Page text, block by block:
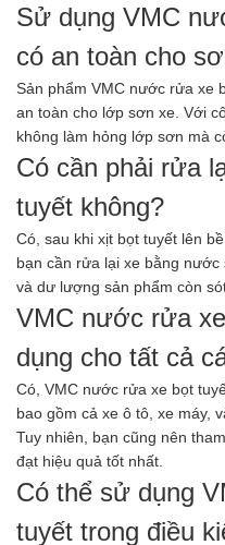
Sử dụng VMC
có an toàn cho
Sản phẩm VMC nước rửa xe
an toàn cho lớp sơn xe. Với
không làm hỏng lớp sơn mà
Có cần phải rửa
tuyết không?
Có, sau khi xịt bọt tuyết lên
bạn cần rửa lại xe bằng
và dư lượng sản phẩm còn
VMC nước rửa
dụng cho tất cả
Có, VMC nước rửa xe bọt
bao gồm cả xe ô tô, xe máy,
Tuy nhiên, bạn cũng nên
đạt hiệu quả tốt nhất.
Có thể sử dụng
tuyết trong điều